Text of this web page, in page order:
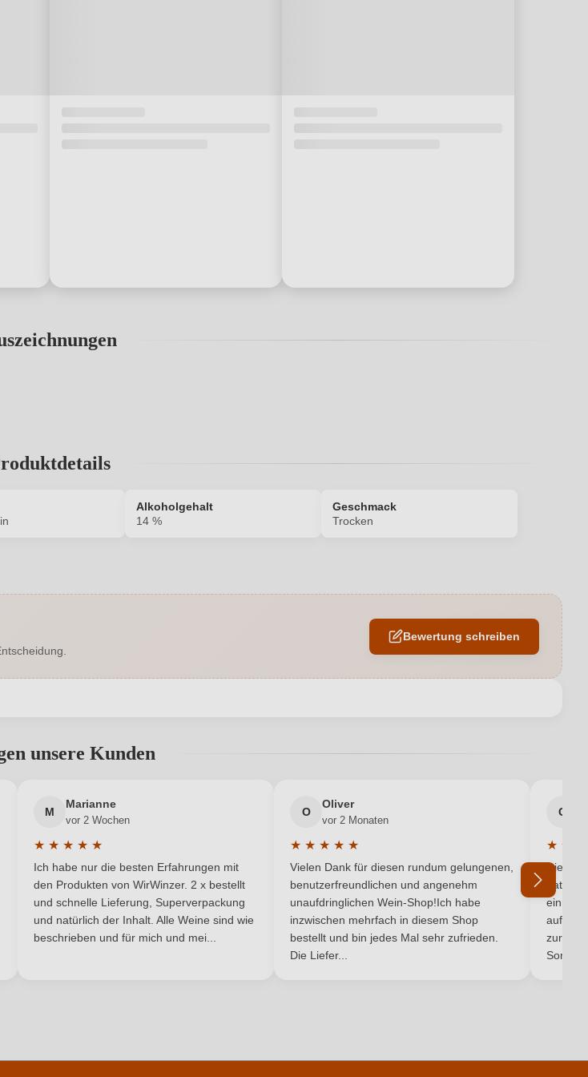
Alkoholgehalt
14 %
Geschmack
Trocken
Barrique
Drehverschluss
adresse
Ort
Qualität Qualitätswein
Region Wagram DAC
Weinart Weißwein
Bewertung schreiben
Ich habe mein Passwort vergessen
unsere Kunden
Sternen
M
Marianne
vor 2 Wochen
★ ★ ★ ★ ★
Durchschnittliche Bewertung von 5 von 5 Sternen
Ich habe nur die besten Erfahrungen mit
den Produkten von WirWinzer. 2 x bestellt
und schnelle Lieferung, Superverpackung
und natürlich der Inhalt. Alle Weine sind wie
beschrieben und für mich und mei...
O
Oliver
vor 2 Monaten
★ ★ ★ ★ ★
Durchschnittliche Bewertung von 5 von 5 Sternen
Vielen Dank für diesen rundum gelungenen,
benutzerfreundlichen und angenehm
unaufdringlichen Wein-Shop!Ich habe
inzwischen mehrfach in diesem Shop
bestellt und bin jedes Mal sehr zufrieden.
Die Liefer...
G
★ ★
Die
hat
einmal
auf
zurück
Son...